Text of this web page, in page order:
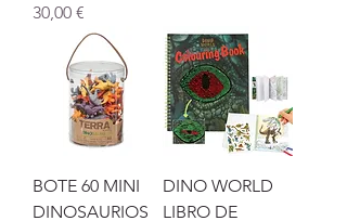
Precio
30,00 €
BOTE 60 MINI
DINOSAURIOS
DINO WORLD
LIBRO DE